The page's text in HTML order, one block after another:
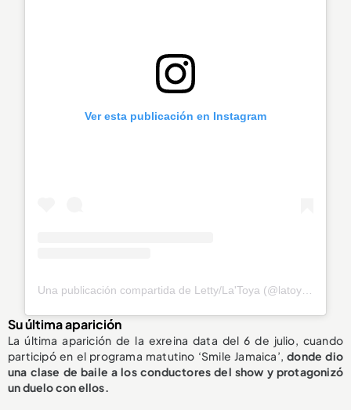
Ver esta publicación en Instagram
Una publicación compartida de Letty/La'Toya (@latoya_officially)
Su última aparición
La última aparición de la exreina data del 6 de julio, cuando
participó en el programa matutino ‘Smile Jamaica’,donde dio
una clase debaile a los conductores del show y protagonizó
un duelo con ellos.